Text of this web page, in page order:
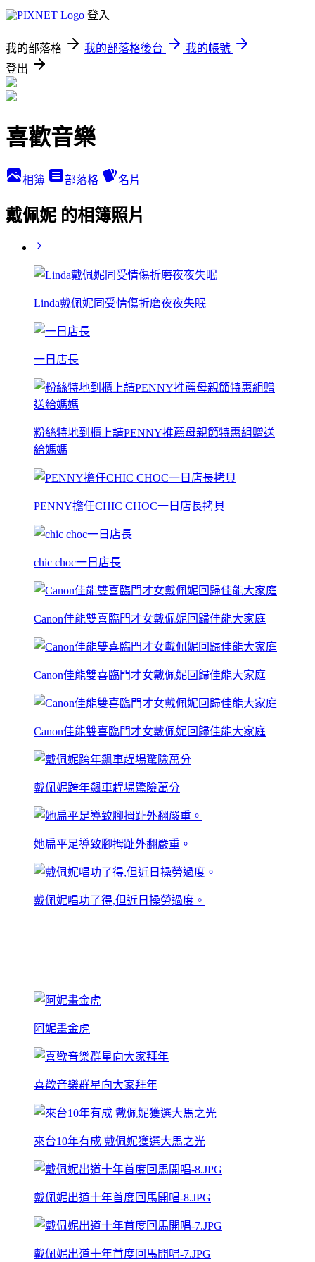
登入
我的部落格 我的部落格後台
我的帳號
登出
喜歡音樂
相簿 部落格 名片
戴佩妮 的相簿照片
Linda戴佩妮同受情傷折磨夜夜失眠
一日店長
粉絲特地到櫃上請PENNY推薦母親節特惠組贈送
給媽媽
PENNY擔任CHIC CHOC一日店長拷貝
chic choc一日店長
Canon佳能雙喜臨門才女戴佩妮回歸佳能大家庭
Canon佳能雙喜臨門才女戴佩妮回歸佳能大家庭
Canon佳能雙喜臨門才女戴佩妮回歸佳能大家庭
戴佩妮跨年飆車趕場驚險萬分
她扁平足導致腳拇趾外翻嚴重。
戴佩妮唱功了得,但近日操勞過度。
阿妮畫金虎
喜歡音樂群星向大家拜年
來台10年有成 戴佩妮獲選大馬之光
戴佩妮出道十年首度回馬開唱-8.JPG
戴佩妮出道十年首度回馬開唱-7.JPG